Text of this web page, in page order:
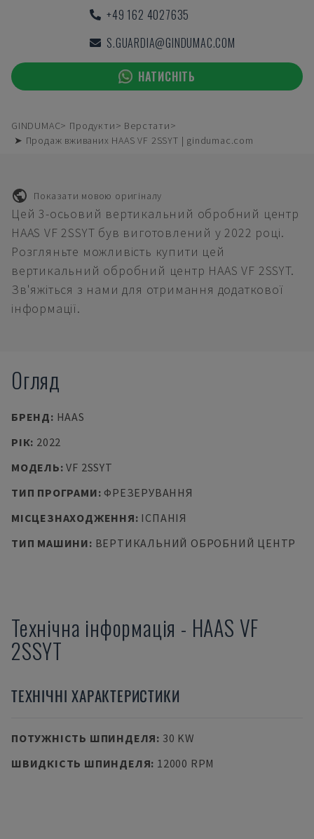
+49 162 4027635
S.GUARDIA@GINDUMAC.COM
НАТИСНІТЬ
GINDUMAC Продукти
Верстати
➤ Продаж вживаних HAAS VF 2SSYT | gindumac.com
Показати мовою оригіналу
Цей 3-осьовий вертикальний обробний центр
HAAS VF 2SSYT був виготовлений у 2022 році.
Розгляньте можливість купити цей
вертикальний обробний центр HAAS VF 2SSYT.
Зв'яжіться з нами для отримання додаткової
інформації.
Огляд
БРЕНД: HAAS
РІК: 2022
МОДЕЛЬ:VF 2SSYT
ТИП ПРОГРАМИ: ФРЕЗЕРУВАННЯ
МІСЦЕЗНАХОДЖЕННЯ: ІСПАНІЯ
ТИП МАШИНИ: ВЕРТИКАЛЬНИЙ ОБРОБНИЙ ЦЕНТР
Технічна інформація - HAAS VF
2SSYT
ТЕХНІЧНІ ХАРАКТЕРИСТИКИ
ПОТУЖНІСТЬ ШПИНДЕЛЯ: 30 KW
ШВИДКІСТЬ ШПИНДЕЛЯ: 12000 RPM